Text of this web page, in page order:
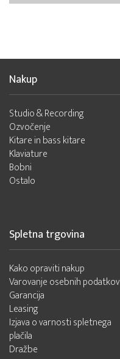
Nakup
Studio & Recording
Ozvočenje
Kitare in bass kitare
Klaviature
Bobni
Ostalo
Spletna trgovina
Kako opraviti nakup
Varovanje osebnih podatkov
Garancija
Leasing
Izjava o varnosti spletnega
plačila
Dražbe